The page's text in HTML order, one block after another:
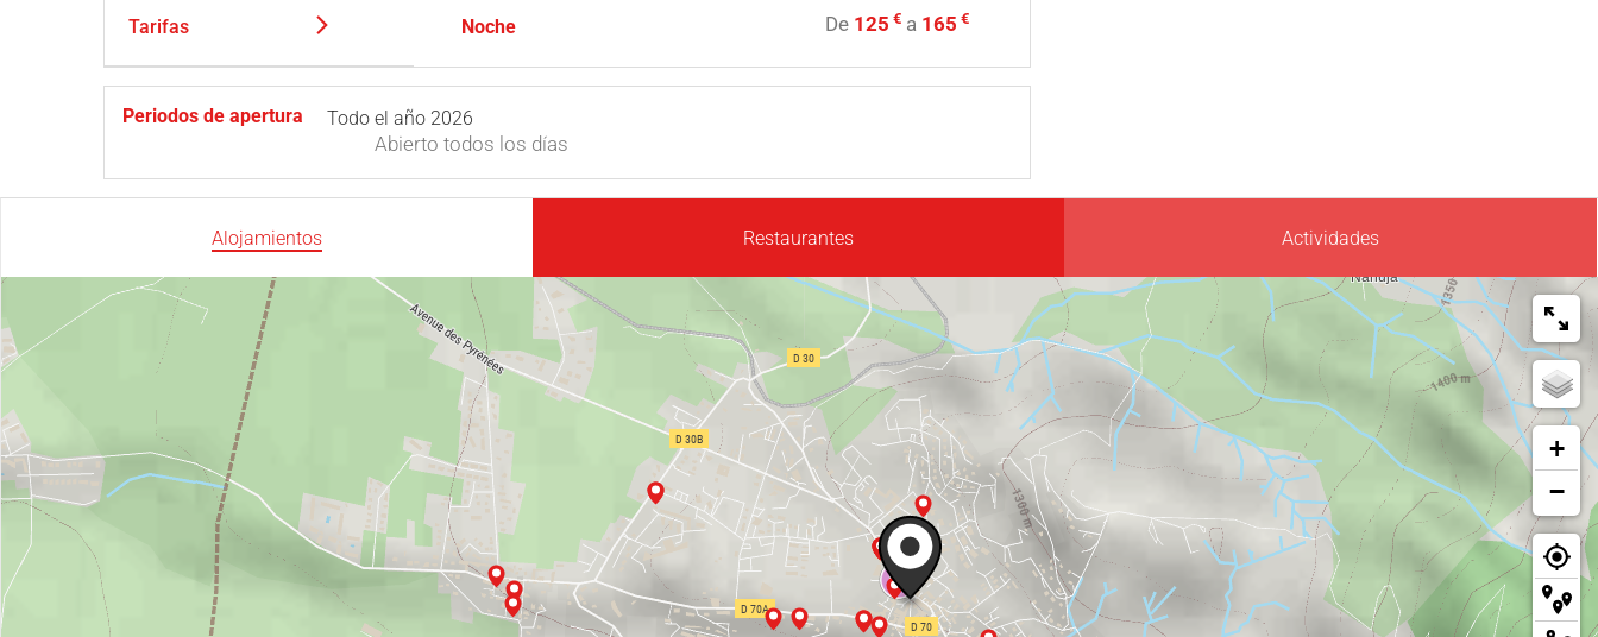
Tarifas Noche De 125 € a 165 €
Periodos de apertura Todo el año 2026
Abierto todos los días
Alojamientos Restaurantes Actividades
+
−